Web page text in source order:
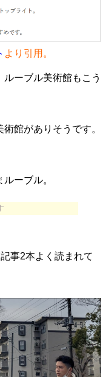
より引用。
ーブル美術館もこう
館がありそうです。
ーブル。
事2本よく読まれて